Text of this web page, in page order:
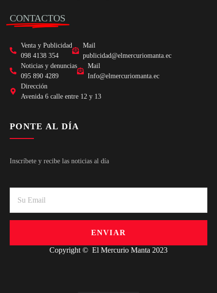
CONTACTOS
Venta y Publicidad
098 4138 354
Mail
publicidad@elmercuriomanta.ec
Noticias y denuncias
095 890 4289
Mail
Info@elmercuriomanta.ec
Dirección
Avenida 6 calle entre 12 y 13
PONTE AL DÍA
Inscríbete y recibe las noticias al día
ENVIAR
Copyright © El Mercurio Manta 2023